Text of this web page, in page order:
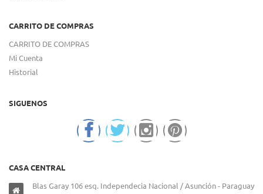
CARRITO DE COMPRAS
CARRITO DE COMPRAS
Mi Cuenta
Historial
SIGUENOS
CASA CENTRAL
Blas Garay 106 esq. Independecia Nacional / Asunción - Paraguay